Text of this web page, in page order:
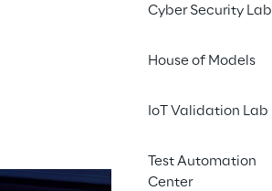
Cyber Security Lab
House of Models
IoT Validation Lab
Test Automation
Center
nei confronti di